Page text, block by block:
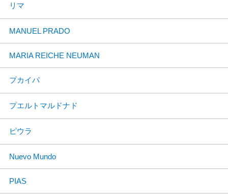
リマ
MANUEL PRADO
MARIA REICHE NEUMAN
プカイパ
プエルトマルドナド
ピウラ
Nuevo Mundo
PIAS